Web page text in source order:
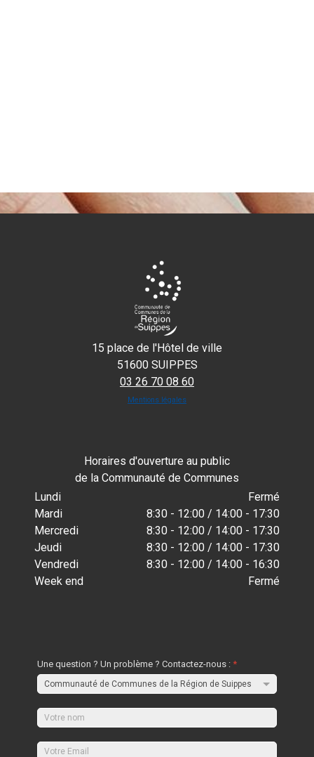
15 place de l'Hôtel de ville
51600 SUIPPES
03 26 70 08 60
Mentions légales
Horaires d'ouverture au public
de la Communauté de Communes
Lundi
Fermé
Mardi
8:30 - 12:00 / 14:00 - 17:30
Mercredi
8:30 - 12:00 / 14:00 - 17:30
Jeudi
8:30 - 12:00 / 14:00 - 17:30
Vendredi
8:30 - 12:00 / 14:00 - 16:30
Week end
Fermé
Une question ? Un problème ? Contactez-nous :*